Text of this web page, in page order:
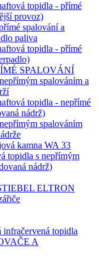
topidla - přímé
provoz)
spalování a
paliva
topidla - přímé
SPALOVÁNÍ
spalováním a
topidla - nepřímé
nádrž)
spalováním
kamna WA 33
topidla s nepřímým
nádrž)
ELTRON
infračervená topidla
A